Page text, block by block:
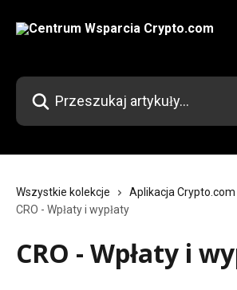
Przeszukaj artykuły...
Wszystkie kolekcje
Aplikacja Crypto.com
CRO - Wpłaty i wypłaty
CRO - Wpłaty i